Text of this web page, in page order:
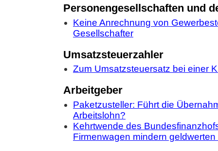
Personengesellschaften und
Keine Anrechnung von
Gesellschafter
Umsatzsteuerzahler
Zum Umsatzsteuersatz bei einer
Arbeitgeber
Paketzusteller: Führt die
Arbeitslohn?
Kehrtwende des
Firmenwagen mindern geldwerten